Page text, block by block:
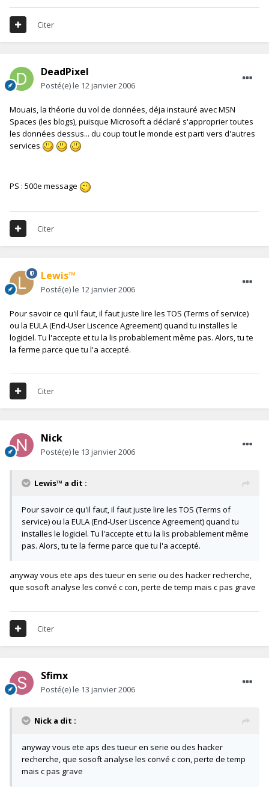
Citer
DeadPixel
Posté(e)le 12 janvier 2006
Mouais, la théorie du vol de données, déja instauré avec MSN
Spaces (les blogs), puisque Microsoft a déclaré s'approprier toutes
les données dessus... du coup tout le monde est parti vers d'autres
services
PS : 500e message
Citer
Lewis™
Posté(e)le 12 janvier 2006
Pour savoir ce qu'il faut, il faut juste lire les TOS (Terms of service)
ou la EULA (End-User Liscence Agreement) quand tu installes le
logiciel. Tu l'accepte et tu la lis probablement même pas. Alors, tu te
la ferme parce que tu l'a accepté.
Citer
Nick
Posté(e)le 13 janvier 2006
Lewis™ a dit :
Pour savoir ce qu'il faut, il faut juste lire les TOS (Terms of
service) ou la EULA (End-User Liscence Agreement) quand tu
installes le logiciel. Tu l'accepte et tu la lis probablement même
pas. Alors, tu te la ferme parce que tu l'a accepté.
anyway vous ete aps des tueur en serie ou des hacker recherche,
que sosoft analyse les convé c con, perte de temp mais c pas grave
Citer
Sfimx
Posté(e)le 13 janvier 2006
Nick a dit :
anyway vous ete aps des tueur en serie ou des hacker
recherche, que sosoft analyse les convé c con, perte de temp
mais c pas grave